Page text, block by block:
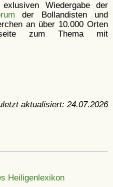
Wiedergabe der
der Bollandisten und
an über 10.000 Orten
zum Thema mit
aktualisiert: 24.07.2026
Heiligenlexikon